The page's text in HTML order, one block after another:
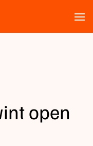
open